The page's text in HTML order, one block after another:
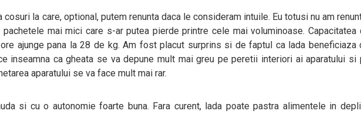
cosuri la care, optional, putem renunta daca le consideram intuile. Eu totusi nu am
mai mici care s-ar putea pierde printre cele mai voluminoase. Capacitatea
ajunge pana la 28 de kg. Am fost placut surprins si de faptul ca lada beneficiaza
inseamna ca gheata se va depune mult mai greu pe peretii interiori ai aparatului si
aparatului se va face mult mai rar.
si cu o autonomie foarte buna. Fara curent, lada poate pastra alimentele in